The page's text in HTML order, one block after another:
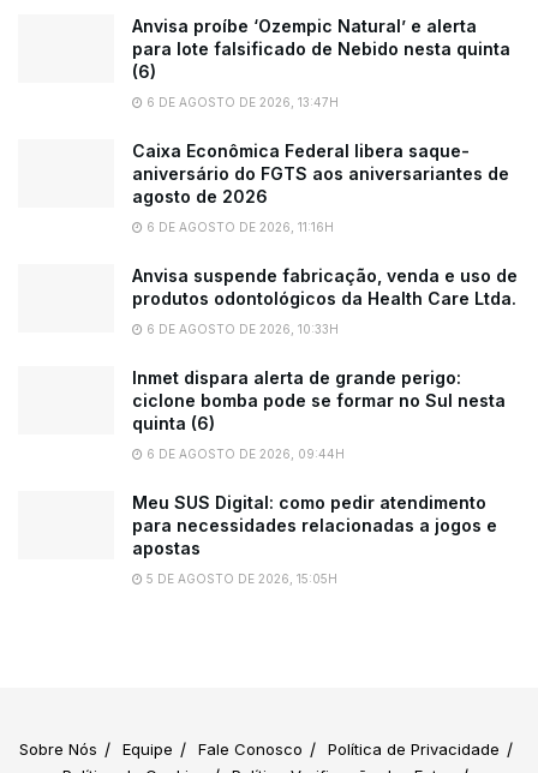
Anvisa proíbe ‘Ozempic Natural’ e alerta
para lote falsificado de Nebido nesta quinta
(6)
6 DE AGOSTO DE 2026, 13:47H
Caixa Econômica Federal libera saque-
aniversário do FGTS aos aniversariantes de
agosto de 2026
6 DE AGOSTO DE 2026, 11:16H
Anvisa suspende fabricação, venda e uso de
produtos odontológicos da Health Care Ltda.
6 DE AGOSTO DE 2026, 10:33H
Inmet dispara alerta de grande perigo:
ciclone bomba pode se formar no Sul nesta
quinta (6)
6 DE AGOSTO DE 2026, 09:44H
Meu SUS Digital: como pedir atendimento
para necessidades relacionadas a jogos e
apostas
5 DE AGOSTO DE 2026, 15:05H
Sobre Nós Equipe Fale Conosco
Política de Privacidade